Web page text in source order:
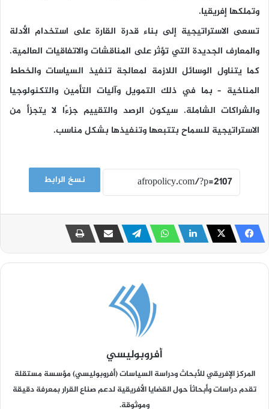
وتملكها إفريقيا.
تسعى الاستراتيجية إلى بناء قدرة القارة على استخدام الأدلة
والمعارف الجديدة التي تؤثر على المناقشات والاتفاقيات العالمية.
كما يتناول الوسائل اللازمة لمعالجة تنفيذ السياسات والخطط
المناخية – بما في ذلك التمويل وآليات التأمين والتكنولوجيا
والشراكات الشاملة. سيكون الرصد والتقييم جزءًا لا يتجزأ من
الاستراتيجية للسماح بتتبعها وتنفيذها بشكل مناسب.
نسخ الرابط
أفروبوليسي
المركز الإفريقي للأبحاث ودراسة السياسات (أفروبوليسي) مؤسسة مستقلة
تقدم دراسات وأبحاثاً حول القضايا الأفريقية لدعم صناع القرار بمعرفة دقيقة
وموثوقة.